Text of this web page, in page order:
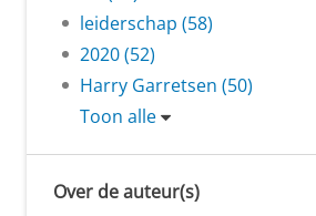
leiderschap (58)
2020 (52)
Harry Garretsen (50)
Toon alle
Over de auteur(s)